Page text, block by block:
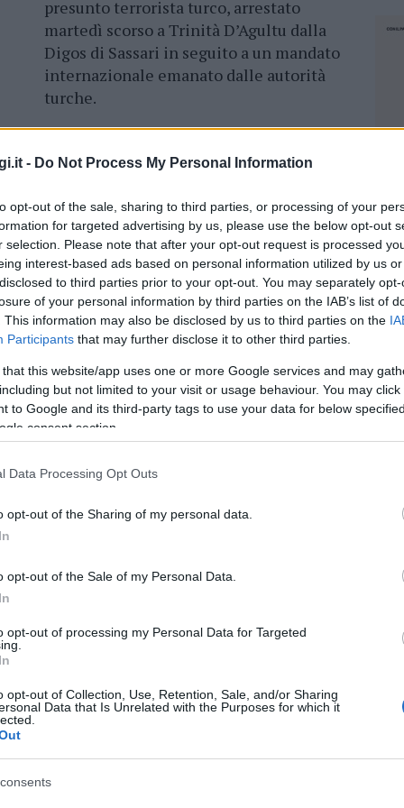
- Do Not Process My Personal Information
opt-out of the sale, sharing to third parties, or processing of your
for targeted advertising by us, please use the below opt-out
selection. Please note that after your opt-out request is processed
interest-based ads based on personal information utilized by us
to third parties prior to your opt-out. You may separately
of your personal information by third parties on the IAB’s list of
This information may also be disclosed by us to third parties on the
Participants that may further disclose it to other third parties.
that this website/app uses one or more Google services and may
but not limited to your visit or usage behaviour. You may
to Google and its third-party tags to use your data for below
consent section.
Data Processing Opt Outs
opt-out of the Sharing of my personal data.
opt-out of the Sale of my Personal Data.
opt-out of processing my Personal Data for Targeted
opt-out of Collection, Use, Retention, Sale, and/or Sharing
Data that Is Unrelated with the Purposes for which it
presunto terrorista turco, arrestato
martedì scorso a Trinità D’Agultu dalla
Digos di Sassari in seguito a un mandato
internazionale emanato dalle autorità
turche.
d’Agultu, arrestato presunto terrorista
affiliato al Pkk, un gruppo considerato
Capitta, presiedendo la Corte, ha
dall’avvocato difensore Stefano
saràsottoposto agli arresti domiciliari
l’emarginazione (Asce) di Selargius,
e traduttore di 48 anni residente
luglio per trascorrere le vacanze con sua
e arrestato dagli agenti della
verificato la sua identità e lo hanno
turche affermano che Akcadag avrebbe
del Pkk e avrebbe contribuito a diffondere
di Akcadag, e la decisione finale
al momento si è dichiarato innocente
confronti.
i tuoi video e le tue foto
+39 345 356 7512